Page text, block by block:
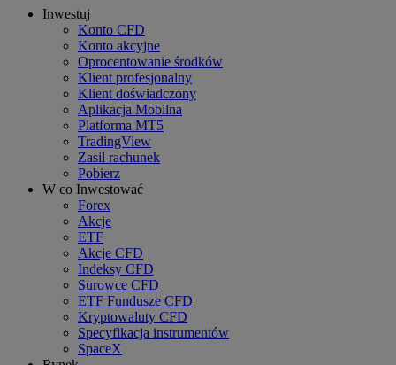
Inwestuj
Konto CFD
Konto akcyjne
Oprocentowanie środków
Klient profesjonalny
Klient doświadczony
Aplikacja Mobilna
Platforma MT5
TradingView
Zasil rachunek
Pobierz
W co Inwestować
Forex
Akcje
ETF
Akcje CFD
Indeksy CFD
Surowce CFD
ETF Fundusze CFD
Kryptowaluty CFD
Specyfikacja instrumentów
SpaceX